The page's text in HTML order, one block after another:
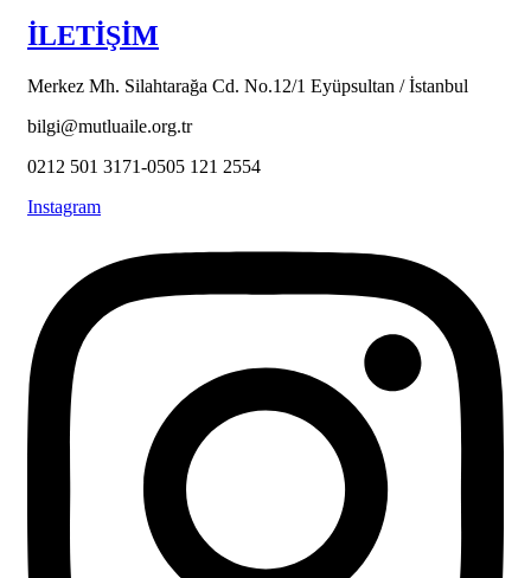
İLETİŞİM
Merkez Mh. Silahtarağa Cd. No.12/1 Eyüpsultan / İstanbul
bilgi@mutluaile.org.tr
0212 501 3171-0505 121 2554
Instagram